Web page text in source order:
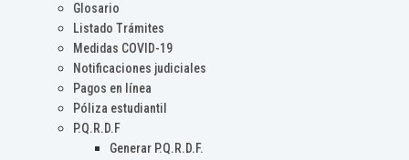
Glosario
Listado Trámites
Medidas COVID-19
Notificaciones judiciales
Pagos en línea
Póliza estudiantil
P.Q.R.D.F
Generar P.Q.R.D.F.